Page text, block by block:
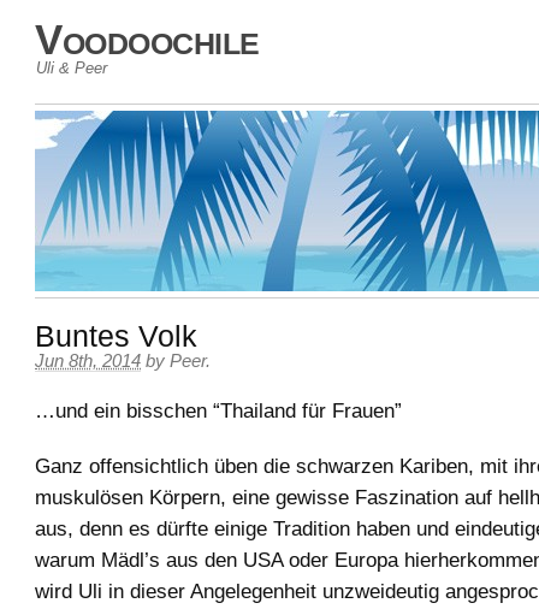
Voodoochile
Uli & Peer
Buntes Volk
Jun 8th, 2014 by Peer.
…und ein bisschen “Thailand für Frauen”
Ganz offensichtlich üben die schwarzen Kariben, mit
muskulösen Körpern, eine gewisse Faszination auf
aus, denn es dürfte einige Tradition haben und
warum Mädl’s aus den USA oder Europa
wird Uli in dieser Angelegenheit unzweideutig